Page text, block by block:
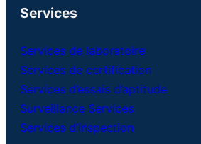
Services
Services de laboratoire
Services de certification
Services d’essais d’aptitude
Surveillance Services
Services d’inspection